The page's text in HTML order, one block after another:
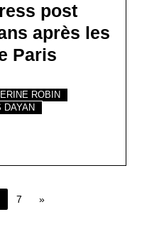
post
après les
Paris
ROBIN
DAYAN
7 »